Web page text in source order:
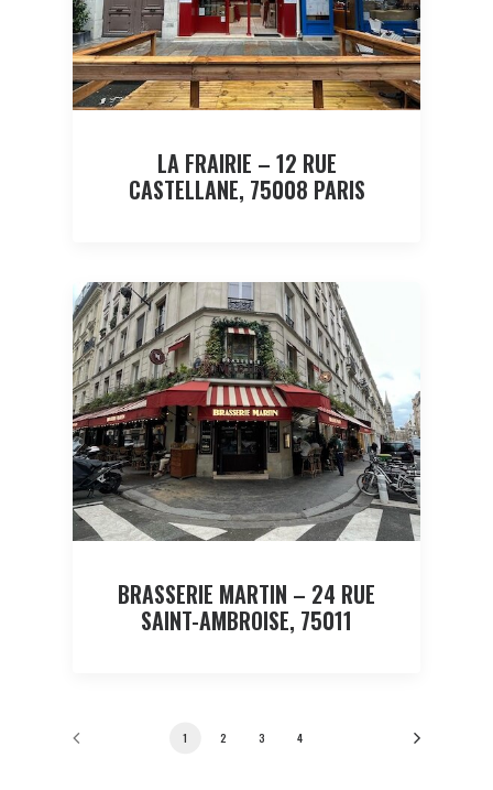
LA FRAIRIE – 12 RUE
CASTELLANE, 75008 PARIS
BRASSERIE MARTIN – 24 RUE
SAINT-AMBROISE, 75011
1 2 3 4